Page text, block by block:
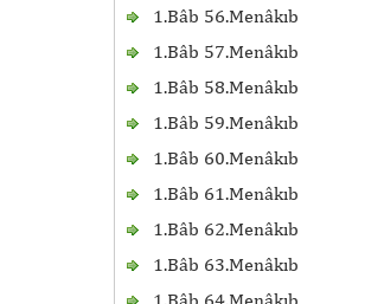
1.Bâb 56.Menâkıb
1.Bâb 57.Menâkıb
1.Bâb 58.Menâkıb
1.Bâb 59.Menâkıb
1.Bâb 60.Menâkıb
1.Bâb 61.Menâkıb
1.Bâb 62.Menâkıb
1.Bâb 63.Menâkıb